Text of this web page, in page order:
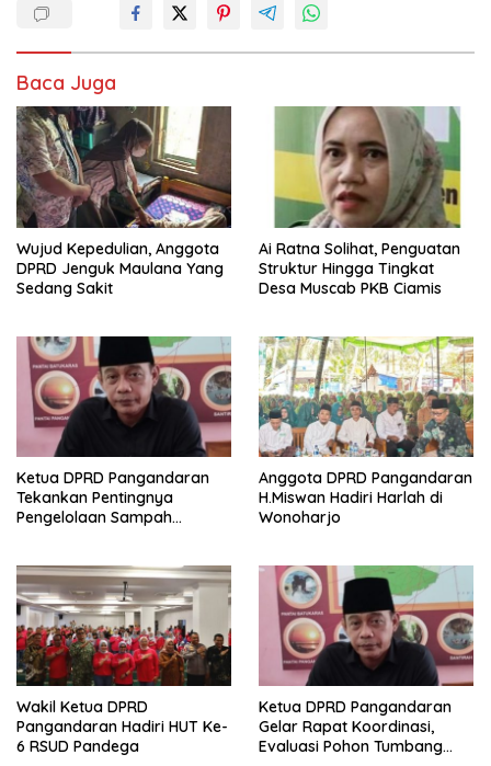
Baca Juga
Wujud Kepedulian, Anggota
DPRD Jenguk Maulana Yang
Sedang Sakit
Ai Ratna Solihat, Penguatan
Struktur Hingga Tingkat
Ketua DPRD Pangandaran
Tekankan Pentingnya
Pengelolaan Sampah
Anggota DPRD Pangandaran
H.Miswan Hadiri Harlah di
Wonoharjo
Wakil Ketua DPRD
Pangandaran Hadiri HUT Ke-
6 RSUD Pandega
Ketua DPRD Pangandaran
Gelar Rapat Koordinasi,
Evaluasi Pohon Tumbang